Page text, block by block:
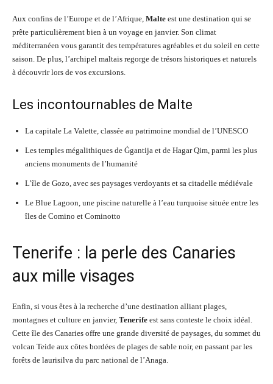
Aux confins de l’Europe et de l’Afrique, Malte est une destination qui se
prête particulièrement bien à un voyage en janvier. Son climat
méditerranéen vous garantit des températures agréables et du soleil en cette
saison. De plus, l’archipel maltais regorge de trésors historiques et naturels
à découvrir lors de vos excursions.
Les incontournables de Malte
La capitale La Valette, classée au patrimoine mondial de l’UNESCO
Les temples mégalithiques de Ġgantija et de Hagar Qim, parmi les plus
anciens monuments de l’humanité
L’île de Gozo, avec ses paysages verdoyants et sa citadelle médiévale
Le Blue Lagoon, une piscine naturelle à l’eau turquoise située entre les
îles de Comino et Cominotto
Tenerife : la perle des Canaries
aux mille visages
Enfin, si vous êtes à la recherche d’une destination alliant plages,
montagnes et culture en janvier, Tenerife est sans conteste le choix idéal.
Cette île des Canaries offre une grande diversité de paysages, du sommet du
volcan Teide aux côtes bordées de plages de sable noir, en passant par les
forêts de laurisilva du parc national de l’Anaga.